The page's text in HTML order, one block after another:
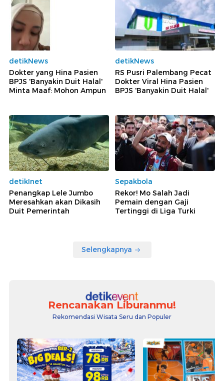
detikNews
Dokter yang Hina Pasien
BPJS 'Banyakin Duit Halal'
Minta Maaf: Mohon Ampun
detikNews
RS Pusri Palembang Pecat
Dokter Viral Hina Pasien
BPJS 'Banyakin Duit Halal'
detikInet
Penangkap Lele Jumbo
Meresahkan akan Dikasih
Duit Pemerintah
Sepakbola
Rekor! Mo Salah Jadi
Pemain dengan Gaji
Tertinggi di Liga Turki
Selengkapnya
Rencanakan Liburanmu!
Rekomendasi Wisata Seru dan Populer